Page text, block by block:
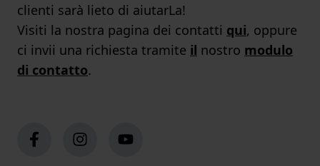
clienti sarà lieto di aiutarLa!
Visiti la nostra pagina dei contatti qui, oppure
ci invii una richiesta tramite il nostro modulo
di contatto.